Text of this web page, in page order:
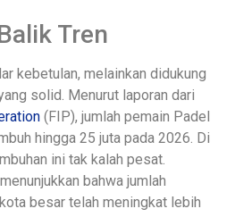
Tren
kebetulan, melainkan didukung
solid. Menurut laporan dari
(FIP), jumlah pemain Padel
hingga 25 juta pada 2026. Di
ini tak kalah pesat.
bahwa jumlah
besar telah meningkat lebih